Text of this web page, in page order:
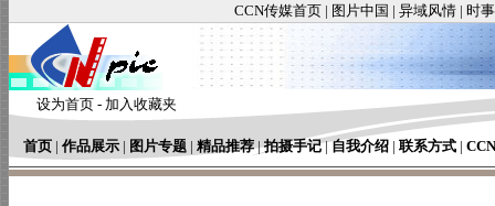
CCN传媒首页 | 图片中国 | 异域风情 | 时
设为首页 - 加入收藏夹
首页 | 作品展示 | 图片专题 | 精品推荐|拍摄手记|自我介绍 | 联系方式 |